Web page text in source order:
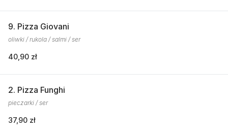
9. Pizza Giovani
oliwki / rukola / salmi / ser
40,90 zł
2. Pizza Funghi
pieczarki / ser
37,90 zł